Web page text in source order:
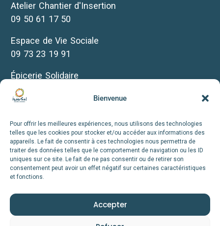
Bienvenue
Pour offrir les meilleures expériences, nous utilisons des technologies
telles que les cookies pour stocker et/ou accéder aux informations des
appareils. Le fait de consentir à ces technologies nous permettra de
traiter des données telles que le comportement de navigation ou les ID
uniques sur ce site. Le fait de ne pas consentir ou de retirer son
consentement peut avoir un effet négatif sur certaines caractéristiques
et fonctions.
Accepter
Atelier Chantier d'Insertion
09 50 61 17 50
Espace de Vie Sociale
09 73 23 19 91
Épicerie Solidaire
07 69 30 10 35
07 66 72 12 38
+infos